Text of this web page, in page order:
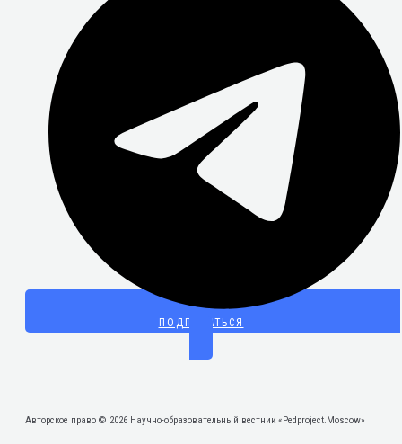
ПОДПИСАТЬСЯ
Авторское право © 2026 Научно-образовательный вестник «Pedproject.Moscow»